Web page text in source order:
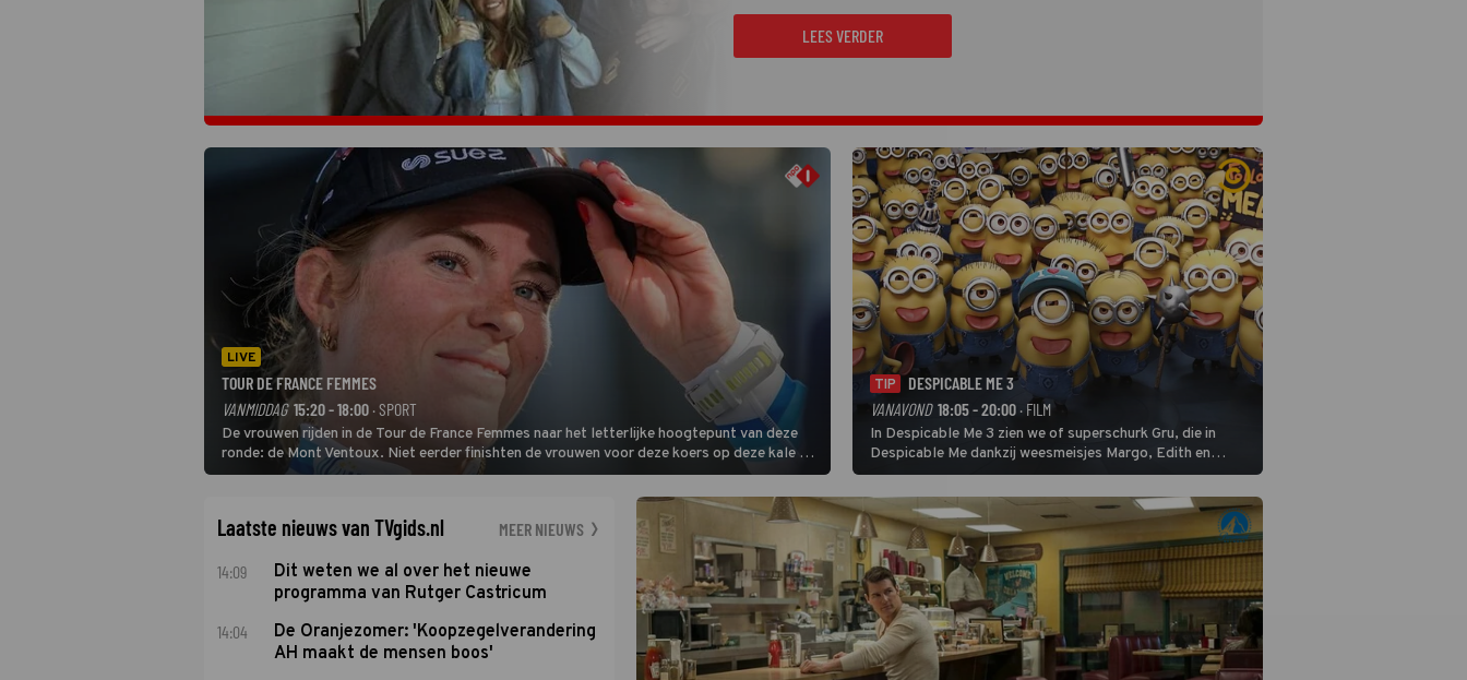
LEES VERDER
LIVE
TOUR DE FRANCE FEMMES
VANMIDDAG 15:20 - 18:00 · SPORT
De vrouwen rijden in de Tour de France Femmes naar het letterlijke hoogtepunt van deze
ronde: de Mont Ventoux. Niet eerder finishten de vrouwen voor deze koers op deze kale col
uit de buitencategorie. De aanloop naar de slotklim is vlak.
TIP
DESPICABLE ME 3
VANAVOND 18:05 - 20:00 · FILM
In Despicable Me 3 zien we of superschurk Gru, die in
Despicable Me dankzij weesmeisjes Margo, Edith en
Agnes de overstap naar het rechte pad maakte, ook op
dat pad weet te blijven.
Laatste nieuws van TVgids.nl MEER NIEUWS
14:09
Dit weten we al over het nieuwe
programma van Rutger Castricum
14:04
De Oranjezomer: 'Koopzegelverandering
AH maakt de mensen boos'